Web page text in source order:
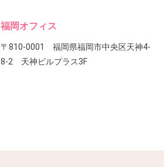
福岡オフィス
〒810-0001 福岡県福岡市中央区天神4-
8-2 天神ビルプラス3F